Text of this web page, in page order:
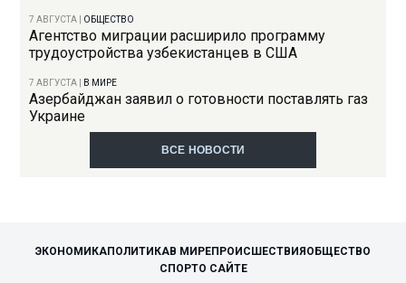
7 АВГУСТА ОБЩЕСТВО
Агентство миграции расширило программу
трудоустройства узбекистанцев в США
7 АВГУСТА В МИРЕ
Азербайджан заявил о готовности поставлять газ
Украине
ВСЕ НОВОСТИ
ЭКОНОМИКАПОЛИТИКАВ МИРЕПРОИСШЕСТВИЯ ОБЩЕСТВО
СПОРТО САЙТЕ